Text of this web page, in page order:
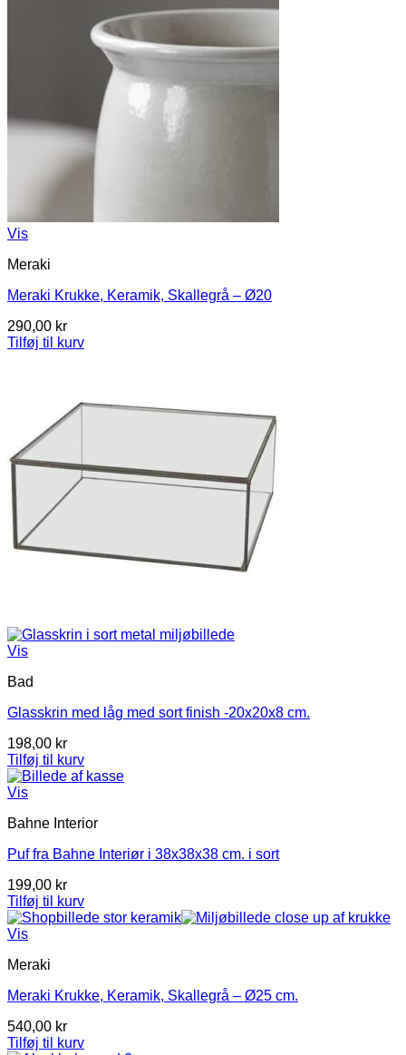
Vis
Meraki
Meraki Krukke, Keramik, Skallegrå – Ø20
290,00 kr
Tilføj til kurv
Vis
Bad
Glasskrin med låg med sort finish -20x20x8 cm.
198,00 kr
Tilføj til kurv
Vis
Bahne Interior
Puf fra Bahne Interiør i 38x38x38 cm. i sort
199,00 kr
Tilføj til kurv
Vis
Meraki
Meraki Krukke, Keramik, Skallegrå – Ø25 cm.
540,00 kr
Tilføj til kurv